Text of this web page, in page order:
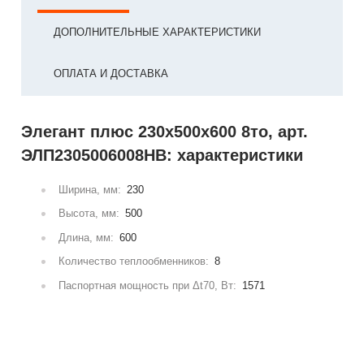
ДОПОЛНИТЕЛЬНЫЕ ХАРАКТЕРИСТИКИ
ОПЛАТА И ДОСТАВКА
Элегант плюс 230x500x600 8то, арт.
ЭЛП2305006008НВ: характеристики
Ширина, мм: 230
Высота, мм: 500
Длина, мм: 600
Количество теплообменников: 8
Паспортная мощность при Δt70, Вт: 1571